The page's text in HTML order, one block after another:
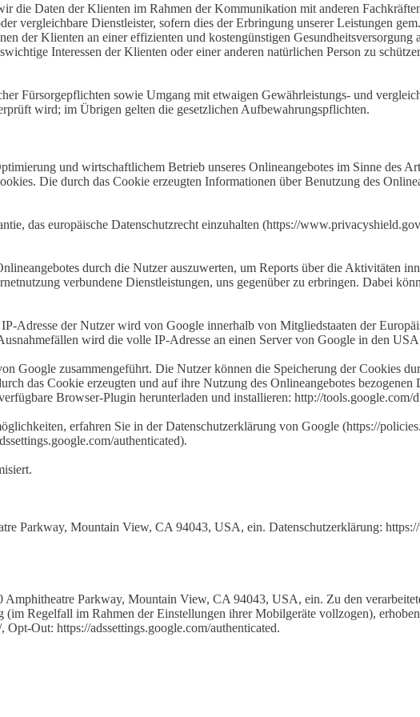
die Daten der Klienten im Rahmen der Kommunikation mit anderen
vergleichbare Dienstleister, sofern dies der Erbringung unserer Leistungen
der Klienten an einer effizienten und kostengünstigen Gesundheitsversorgung
Interessen der Klienten oder einer anderen natürlichen Person zu
Fürsorgepflichten sowie Umgang mit etwaigen Gewährleistungs- und
wird; im Übrigen gelten die gesetzlichen Aufbewahrungspflichten.
und wirtschaftlichem Betrieb unseres Onlineangebotes im Sinne des
Die durch das Cookie erzeugten Informationen über Benutzung des
das europäische Datenschutzrecht einzuhalten (https://
durch die Nutzer auszuwerten, um Reports über die Aktivitäten
verbundene Dienstleistungen, uns gegenüber zu erbringen. Dabei
Adresse der Nutzer wird von Google innerhalb von Mitgliedstaaten der
wird die volle IP-Adresse an einen Server von Google in den
Google zusammengeführt. Die Nutzer können die Speicherung der Cookies
das Cookie erzeugten und auf ihre Nutzung des Onlineangebotes bezogenen
Browser-Plugin herunterladen und installieren: http://tools.google.com/
erfahren Sie in der Datenschutzerklärung von Google (https://
authenticated).
Parkway, Mountain View, CA 94043, USA, ein. Datenschutzerklärung:
Parkway, Mountain View, CA 94043, USA, ein. Zu den
Regelfall im Rahmen der Einstellungen ihrer Mobilgeräte vollzogen),
Out: https://adssettings.google.com/authenticated.